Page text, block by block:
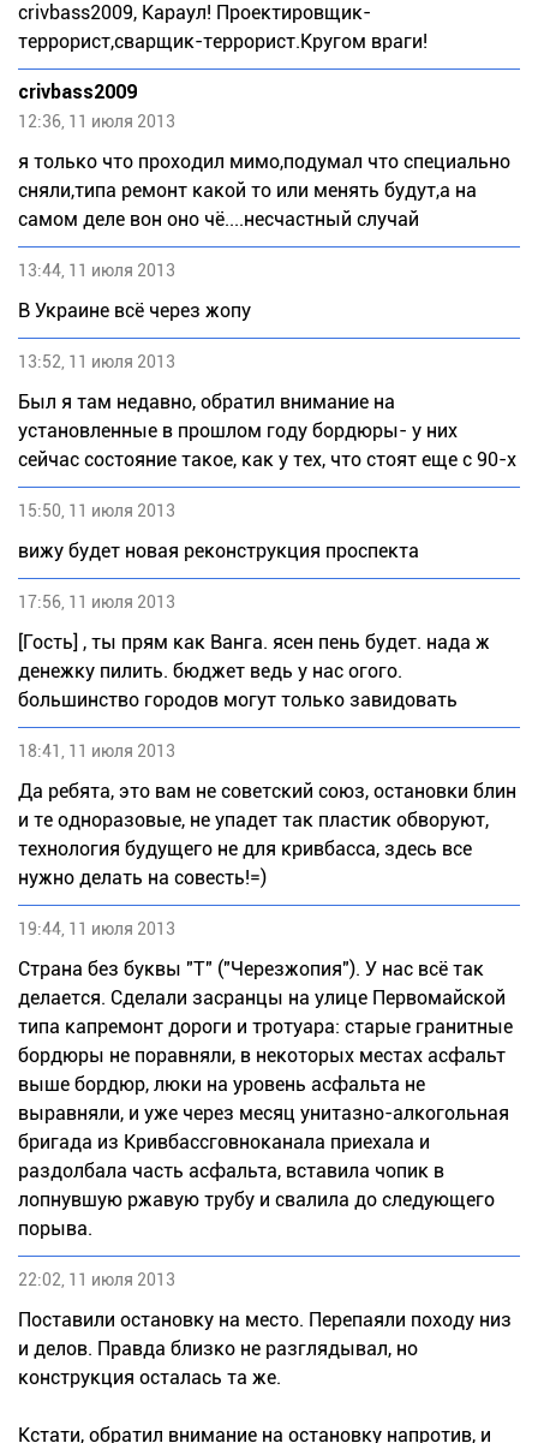
crivbass2009, Караул! Проектировщик-
террорист,сварщик-террорист.Кругом враги!
crivbass2009
12:36, 11 июля 2013
я только что проходил мимо,подумал что специально
сняли,типа ремонт какой то или менять будут,а на
самом деле вон оно чё....несчастный случай
13:44, 11 июля 2013
В Украине всё через жопу
13:52, 11 июля 2013
Был я там недавно, обратил внимание на
установленные в прошлом году бордюры- у них
сейчас состояние такое, как у тех, что стоят еще с 90-х
15:50, 11 июля 2013
вижу будет новая реконструкция проспекта
17:56, 11 июля 2013
[Гость] , ты прям как Ванга. ясен пень будет. нада ж
денежку пилить. бюджет ведь у нас огого.
большинство городов могут только завидовать
18:41, 11 июля 2013
Да ребята, это вам не советский союз, остановки блин
и те одноразовые, не упадет так пластик обворуют,
технология будущего не для кривбасса, здесь все
нужно делать на совесть!=)
19:44, 11 июля 2013
Страна без буквы "Т" ("Черезжопия"). У нас всё так
делается. Сделали засранцы на улице Первомайской
типа капремонт дороги и тротуара: старые гранитные
бордюры не поравняли, в некоторых местах асфальт
выше бордюр, люки на уровень асфальта не
выравняли, и уже через месяц унитазно-алкогольная
бригада из Кривбассговноканала приехала и
раздолбала часть асфальта, вставила чопик в
лопнувшую ржавую трубу и свалила до следующего
порыва.
22:02, 11 июля 2013
Поставили остановку на место. Перепаяли походу низ
и делов. Правда близко не разглядывал, но
конструкция осталась та же.
Кстати, обратил внимание на остановку напротив, и